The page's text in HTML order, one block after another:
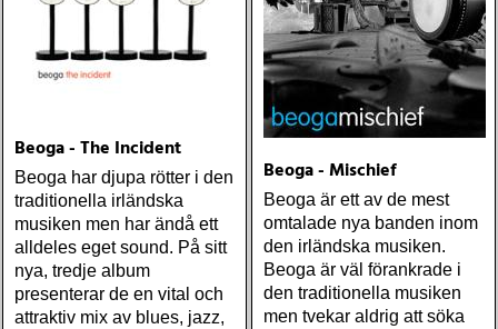
Beoga - The Incident
Beoga har djupa rötter i den
traditionella irländska
musiken men har ändå ett
alldeles eget sound. På sitt
nya, tredje album
presenterar de en vital och
attraktiv mix av blues, jazz,
Beoga - Mischief
Beoga är ett av de mest
omtalade nya banden inom
den irländska musiken.
Beoga är väl förankrade i
den traditionella musiken
men tvekar aldrig att söka